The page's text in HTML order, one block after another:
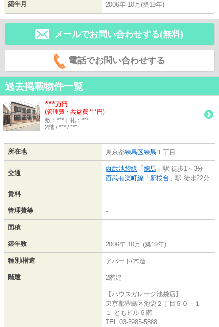
築年月 2006年 10月(築19年)
メールでお問い合わせする(無料)
電話でお問い合わせする
過去掲載物件一覧
***万円
(管理費・共益費 ***円)
敷：***｜礼：***
2階 / *** / ***
所在地 東京都練馬区練馬 １丁目
交通
西武池袋線 「 練馬 」駅 徒歩1～3分
西武有楽町線 「 新桜台 」駅 徒歩22分
賃料 -
管理費等 -
面積 -
築年数 2006年 10月 (築19年)
種別/構造 アパート/木造
階建 2階建
【ハウスガレージ池袋店】
東京都豊島区池袋２丁目６０－１
１ ともビル６階
TEL:03-5985-5888